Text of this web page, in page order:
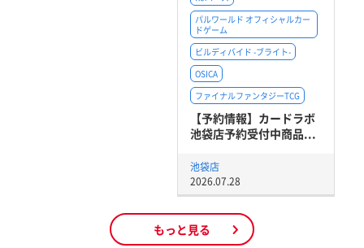
パルワールド オフィシャルカー
ドゲーム
ビルディバイド -ブライト-
OSICA
ファイナルファンタジーTCG
【予約情報】カードラボ
池袋店予約受付中商品...
池袋店
2026.07.28
もっと見る